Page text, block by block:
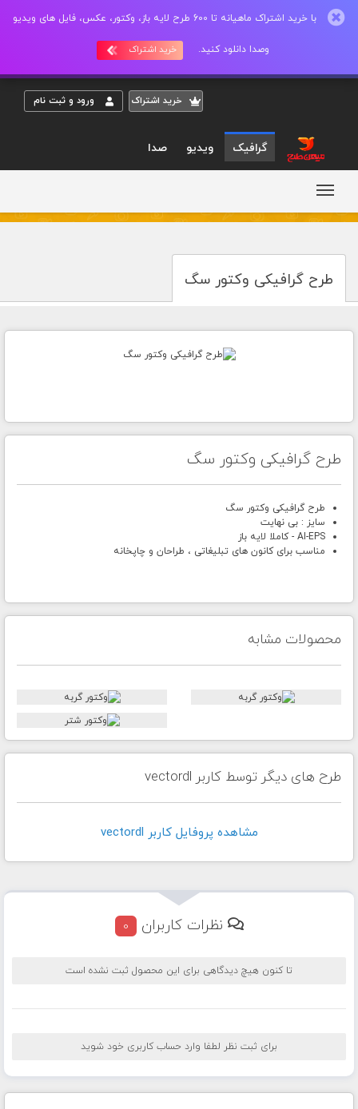
با خرید اشتراک ماهیانه تا 600 طرح لایه باز، وکتور، عکس، فایل های ویدیو
وصدا دانلود کنید. خرید اشتراک
خريد اشتراک ورود و ثبت نام
گرافیک ویدیو صدا
طرح گرافیکی وکتور سگ
طرح گرافیکی وکتور سگ
طرح گرافیکی وکتور سگ
سایز : بی نهایت
AI-EPS - کاملا لایه باز
مناسب برای کانون های تبلیغاتی ، طراحان و چاپخانه
محصولات مشابه
طرح های دیگر توسط کاربر vectordl
مشاهده پروفايل کاربر vectordl
نظرات کاربران 0
تا کنون هیچ دیدگاهی برای این محصول ثبت نشده است
برای ثبت نظر لطفا وارد حساب کاربری خود شوید